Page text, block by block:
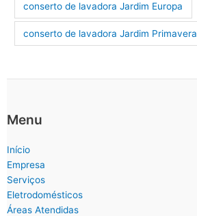
conserto de lavadora Jardim Europa
conserto de lavadora Jardim Primavera
Menu
Início
Empresa
Serviços
Eletrodomésticos
Áreas Atendidas